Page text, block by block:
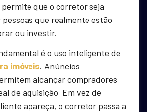
que o corretor seja
que realmente estão
ou investir.
é o uso inteligente de
imóveis. Anúncios
alcançar compradores
de aquisição. Em vez de
apareça, o corretor passa a